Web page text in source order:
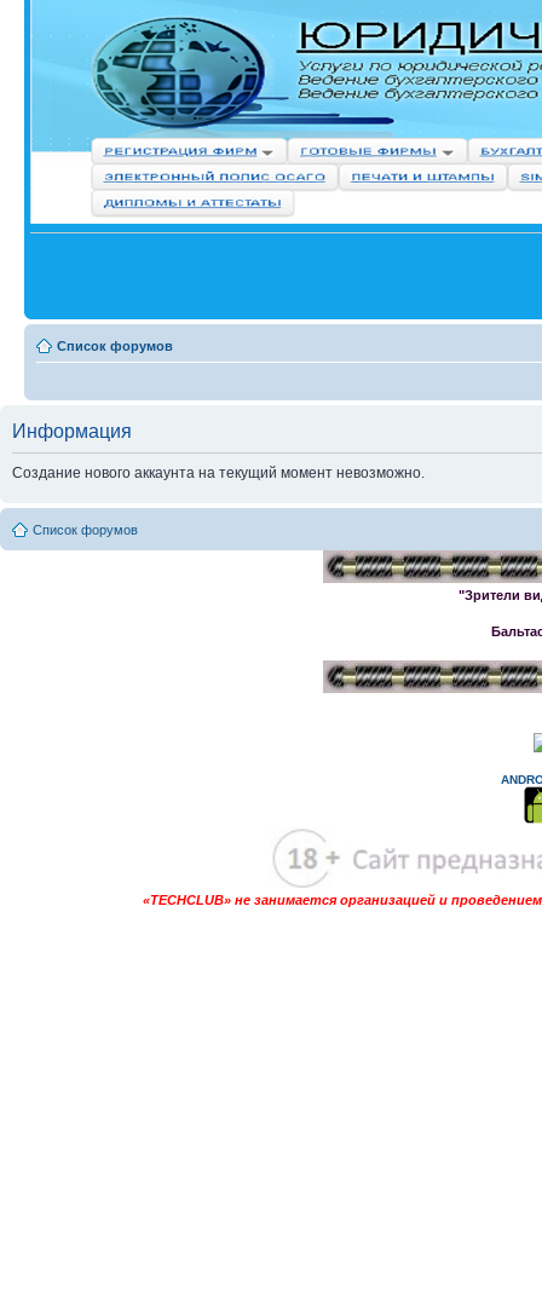
Список форумов
Информация
Создание нового аккаунта на текущий момент невозможно.
Список форумов
"Зрители
«TECHCLUB» не занимается организацией и